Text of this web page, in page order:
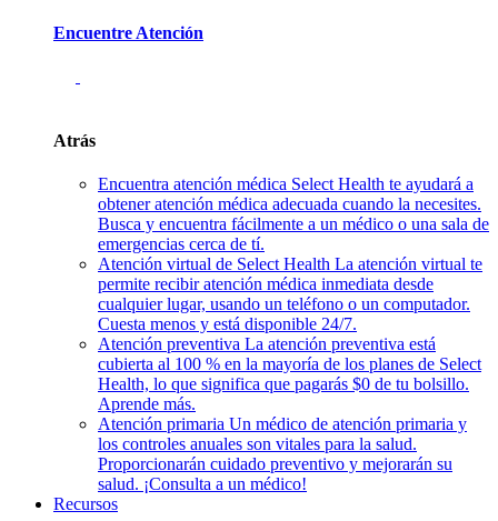
Encuentre Atención
Atrás
Encuentra atención médica Select Health te ayudará a
obtener atención médica adecuada cuando la necesites.
Busca y encuentra fácilmente a un médico o una sala de
emergencias cerca de tí.
Atención virtual de Select Health La atención virtual te
permite recibir atención médica inmediata desde
cualquier lugar, usando un teléfono o un computador.
Cuesta menos y está disponible 24/7.
Atención preventiva La atención preventiva está
cubierta al 100 % en la mayoría de los planes de Select
Health, lo que significa que pagarás $0 de tu bolsillo.
Aprende más.
Atención primaria Un médico de atención primaria y
los controles anuales son vitales para la salud.
Proporcionarán cuidado preventivo y mejorarán su
salud. ¡Consulta a un médico!
Recursos